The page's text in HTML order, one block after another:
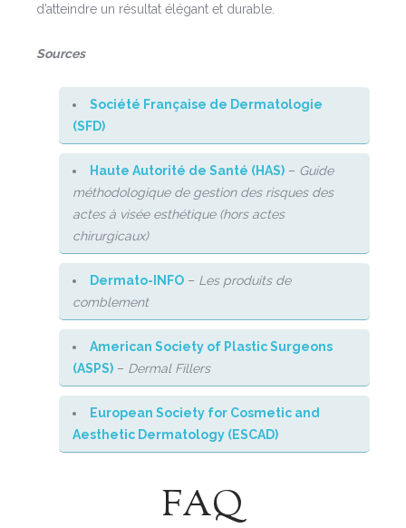
d’atteindre un résultat élégant et durable.
Sources
Société Française de Dermatologie
(SFD)
Haute Autorité de Santé (HAS) – Guide
méthodologique de gestion des risques des
actes à visée esthétique (hors actes
chirurgicaux)
Dermato-INFO – Les produits de
comblement
American Society of Plastic Surgeons
(ASPS) – Dermal Fillers
European Society for Cosmetic and
Aesthetic Dermatology (ESCAD)
FAQ